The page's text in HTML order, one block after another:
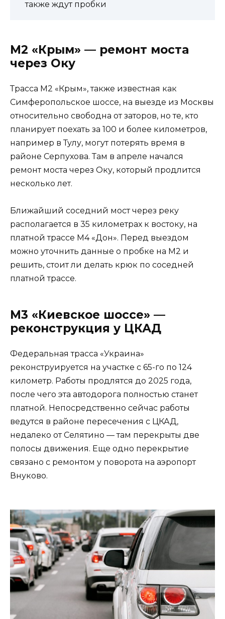
также ждут пробки
М2 «Крым» — ремонт моста
через Оку
Трасса М2 «Крым», также известная как
Симферопольское шоссе, на выезде из Москвы
относительно свободна от заторов, но те, кто
планирует поехать за 100 и более километров,
например в Тулу, могут потерять время в
районе Серпухова. Там в апреле начался
ремонт моста через Оку, который продлится
несколько лет.
Ближайший соседний мост через реку
располагается в 35 километрах к востоку, на
платной трассе М4 «Дон». Перед выездом
можно уточнить данные о пробке на М2 и
решить, стоит ли делать крюк по соседней
платной трассе.
М3 «Киевское шоссе» —
реконструкция у ЦКАД
Федеральная трасса «Украина»
реконструируется на участке с 65-го по 124
километр. Работы продлятся до 2025 года,
после чего эта автодорога полностью станет
платной. Непосредственно сейчас работы
ведутся в районе пересечения с ЦКАД,
недалеко от Селятино — там перекрыты две
полосы движения. Еще одно перекрытие
связано с ремонтом у поворота на аэропорт
Внуково.